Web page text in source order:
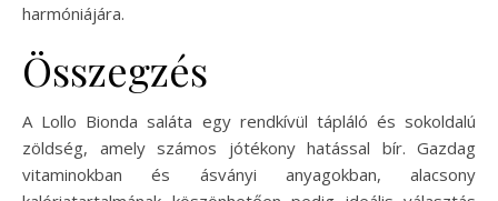
harmóniájára.
Összegzés
A Lollo Bionda saláta egy rendkívül tápláló és sokoldalú
zöldség, amely számos jótékony hatással bír. Gazdag
vitaminokban és ásványi anyagokban, alacsony